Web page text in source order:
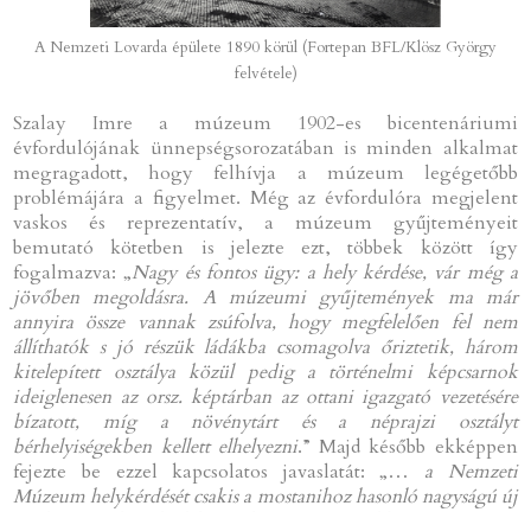
A Nemzeti Lovarda épülete 1890 körül (Fortepan BFL/Klösz György
felvétele)
Szalay Imre a múzeum 1902-es bicentenáriumi
évfordulójának ünnepségsorozatában is minden alkalmat
megragadott, hogy felhívja a múzeum legégetőbb
problémájára a figyelmet. Még az évfordulóra megjelent
vaskos és reprezentatív, a múzeum gyűjteményeit
bemutató kötetben is jelezte ezt, többek között így
fogalmazva: „Nagy és fontos ügy: a hely kérdése, vár még a
jövőben megoldásra. A múzeumi gyűjtemények ma már
annyira össze vannak zsúfolva, hogy megfelelően fel nem
állíthatók s jó részük ládákba csomagolva őriztetik, három
kitelepített osztálya közül pedig a történelmi képcsarnok
ideiglenesen az orsz. képtárban az ottani igazgató vezetésére
bízatott, míg a növénytárt és a néprajzi osztályt
bérhelyiségekben kellett elhelyezni.” Majd később ekképpen
fejezte be ezzel kapcsolatos javaslatát: „… a Nemzeti
Múzeum helykérdését csakis a mostanihoz hasonló nagyságú új